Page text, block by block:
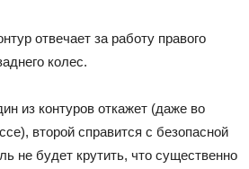
отвечает за работу правого
колес.
из контуров откажет (даже во
второй справится с безопасной
не будет крутить, что существенно